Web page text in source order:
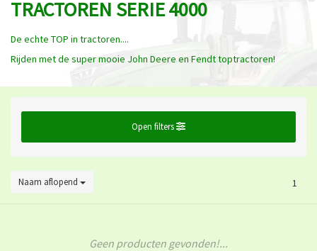
TRACTOREN SERIE 4000
De echte TOP in tractoren....
Rijden met de super mooie John Deere en Fendt toptractoren!
Open filters
Naam aflopend 1
Geen producten gevonden!...